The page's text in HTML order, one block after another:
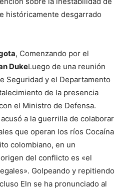
históricamente desgarrado
, Comenzando por el
DukeLuego de una reunión
Seguridad y el Departamento
de la presencia
el Ministro de Defensa.
a la guerrilla de colaborar
que operan los ríos Cocaína
colombiano, en un
del conflicto es «el
Golpeando y repitiendo
Eln se ha pronunciado al